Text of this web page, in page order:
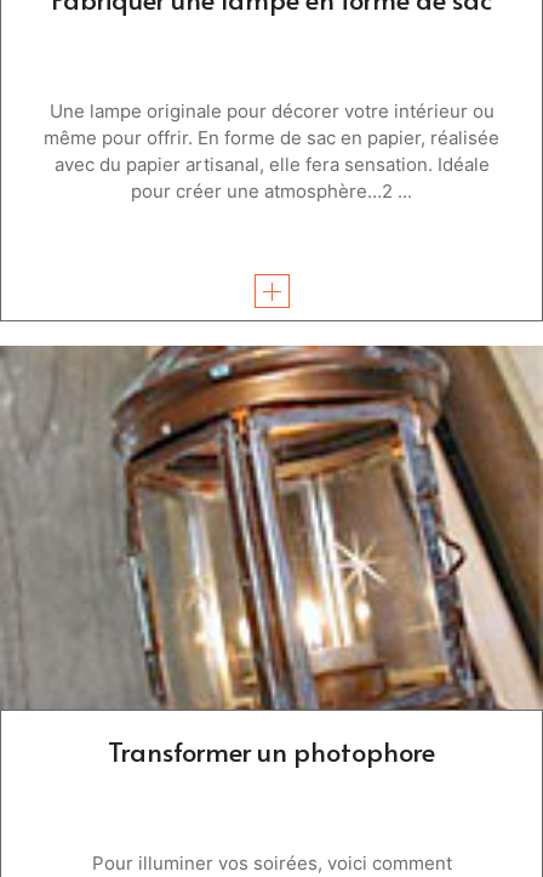
Une lampe originale pour décorer votre intérieur ou
même pour offrir. En forme de sac en papier, réalisée
avec du papier artisanal, elle fera sensation. Idéale
pour créer une atmosphère…2 ...
Transformer un photophore
Pour illuminer vos soirées, voici comment